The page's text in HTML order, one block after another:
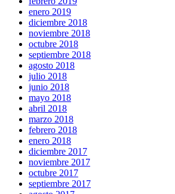
enero 2019
diciembre 2018
noviembre 2018
octubre 2018
septiembre 2018
agosto 2018
julio 2018
junio 2018
mayo 2018
abril 2018
marzo 2018
febrero 2018
enero 2018
diciembre 2017
noviembre 2017
octubre 2017
septiembre 2017